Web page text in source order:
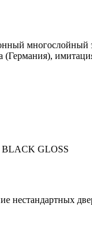
многослойный
(Германия),
GLOSS
нестандартных